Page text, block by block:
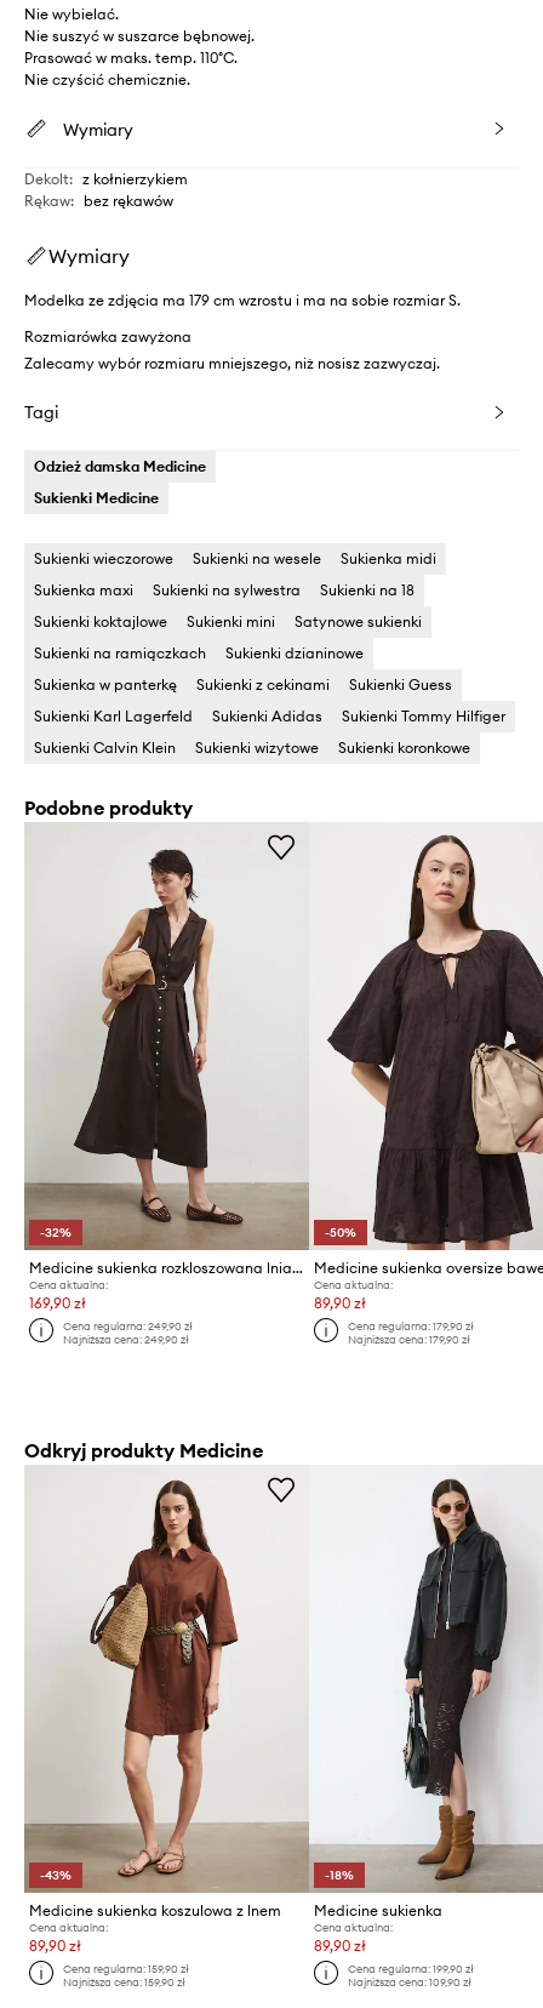
Nie wybielać.
Nie suszyć w suszarce bębnowej.
Prasować w maks. temp. 110°C.
Nie czyścić chemicznie.
Wymiary
Dekolt: z kołnierzykiem
Rękaw: bez rękawów
Wymiary
Modelka ze zdjęcia ma 179 cm wzrostu i ma na sobie rozmiar S.
Rozmiarówka zawyżona
Zalecamy wybór rozmiaru mniejszego, niż nosisz zazwyczaj.
Tagi
Odzież damska Medicine
Sukienki Medicine
Sukienki wieczorowe Sukienki na wesele
Sukienka midi
Sukienka maxi
Sukienki na sylwestra
Sukienki na 18
Sukienki koktajlowe
Sukienki mini
Satynowe sukienki
Sukienki na ramiączkach
Sukienki dzianinowe
Sukienka w panterkę
Sukienki z cekinami
Sukienki Guess
Sukienki Karl Lagerfeld
Sukienki Adidas
Sukienki Tommy Hilfiger
Sukienki Calvin Klein
Sukienki wizytowe Sukienki koronkowe
Podobne produkty
-32%
Medicine sukienka rozkloszowana lniana
Cena aktualna:
169,90 zł
Cena regularna:249,90 zł
Najniższa cena:249,90 zł
-50%
Cena aktualna:
89,90 zł
Cena regularna: 179,90 zł
Najniższa cena: 179,90 zł
Odkryj produkty Medicine
-43%
Medicine sukienka koszulowa z lnem
Cena aktualna:
89,90 zł
Cena regularna:159,90 zł
Najniższa cena:159,90 zł
-18%
Medicine sukienka
Cena aktualna:
89,90 zł
Cena regularna: 199,90 zł
Najniższa cena: 109,90 zł